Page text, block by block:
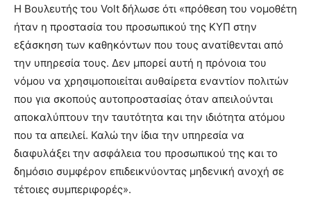
Η Βουλευτής του Volt δήλωσε ότι «πρόθεση του νομοθέτη
ήταν η προστασία του προσωπικού της ΚΥΠ στην
εξάσκηση των καθηκόντων που τους ανατίθενται από
την υπηρεσία τους. Δεν μπορεί αυτή η πρόνοια του
νόμου να χρησιμοποιείται αυθαίρετα εναντίον πολιτών
που για σκοπούς αυτοπροστασίας όταν απειλούνται
αποκαλύπτουν την ταυτότητα και την ιδιότητα ατόμου
που τα απειλεί. Καλώ την ίδια την υπηρεσία να
διαφυλάξει την ασφάλεια του προσωπικού της και το
δημόσιο συμφέρον επιδεικνύοντας μηδενική ανοχή σε
τέτοιες συμπεριφορές».